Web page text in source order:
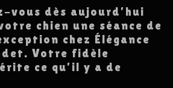
vous dès aujourd'hui
chien une séance de
chez Élégance
Votre fidèle
ce qu'il y a de